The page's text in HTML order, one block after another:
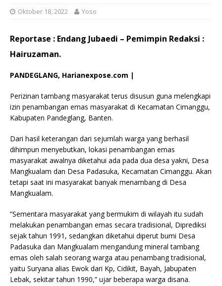
Oktober 18, 2022 Yoso
Reportase : Endang Jubaedi – Pemimpin Redaksi :
Hairuzaman.
PANDEGLANG, Harianexpose.com |
Perizinan tambang masyarakat terus disusun guna melengkapi
izin penambangan emas masyarakat di Kecamatan Cimanggu,
Kabupaten Pandeglang, Banten.
Dari hasil keterangan dari sejumlah warga yang berhasil
dihimpun menyebutkan, lokasi penambangan emas
masyarakat awalnya diketahui ada pada dua desa yakni, Desa
Mangkualam dan Desa Padasuka, Kecamatan Cimanggu. Akan
tetapi saat ini masyarakat banyak menambang di Desa
Mangkualam.
“Sementara masyarakat yang bermukim di wilayah itu sudah
melakukan penambangan emas secara tradisional, Diprediksi
sejak tahun 1991, sedangkan diketahui diperut bumi Desa
Padasuka dan Mangkualam mengandung mineral tambang
emas oleh salah seorang warga atau penambang tradisional,
yaitu Suryana alias Ewok dari Kp, Cidikit, Bayah, Jabupaten
Lebak, sekitar tahun 1990,” ujar beberapa warga disana.